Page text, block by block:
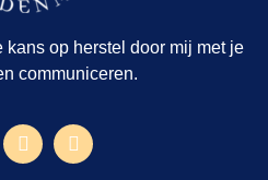
op herstel door mij met je
communiceren.